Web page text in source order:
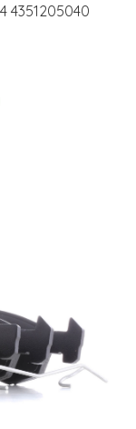
4351205040